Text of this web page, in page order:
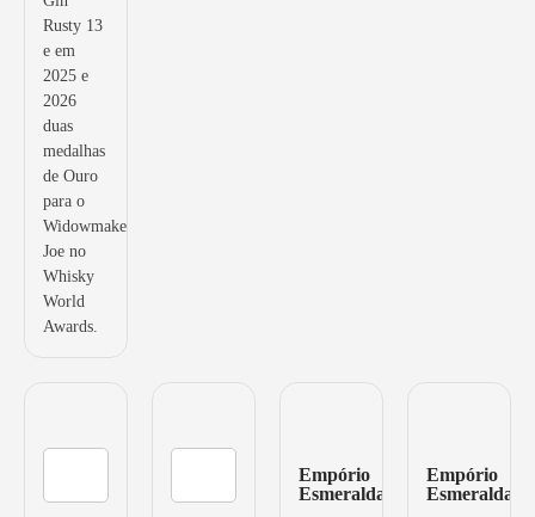
Rusty 13
e em
2025 e
2026
duas
medalhas
de Ouro
para o
Widowmaker
Joe no
Whisky
World
Awards.
Empório
Esmeralda
Empório
Esmeralda